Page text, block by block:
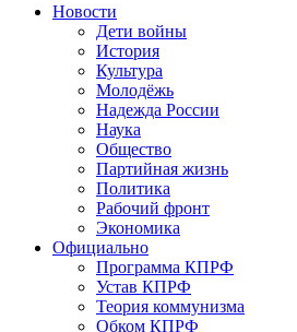
Новости
Дети войны
История
Культура
Молодёжь
Надежда России
Наука
Общество
Партийная жизнь
Политика
Рабочий фронт
Экономика
Официально
Программа КПРФ
Устав КПРФ
Теория коммунизма
Обком КПРФ